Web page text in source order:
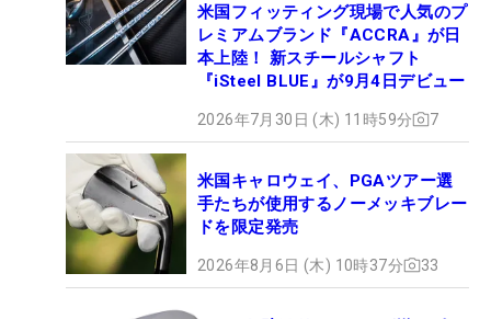
米国フィッティング現場で人気のプ
レミアムブランド『ACCRA』が日
本上陸！ 新スチールシャフト
『iSteel BLUE』が9月4日デビュー
2026年7月30日 (木) 11時59分 7
米国キャロウェイ、PGAツアー選
手たちが使用するノーメッキブレー
ドを限定発売
2026年8月6日 (木) 10時37分 33